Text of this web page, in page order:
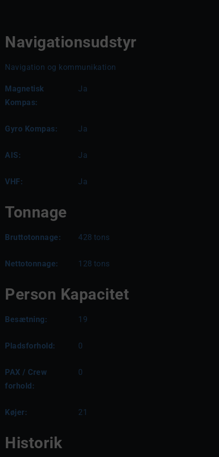
Navigationsudstyr
Navigation og kommunikation
Magnetisk
Kompas:
Ja
Gyro Kompas: Ja
AIS: Ja
VHF: Ja
Tonnage
Bruttotonnage: 428 tons
Nettotonnage: 128 tons
Person Kapacitet
Besætning: 19
Pladsforhold: 0
PAX / Crew
forhold:
0
Køjer: 21
Historik